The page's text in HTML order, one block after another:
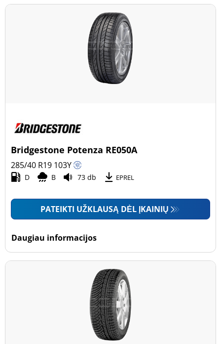
Bridgestone Potenza RE050A
285/40 R19 103Y
D B 73 db EPREL
PATEIKTI UŽKLAUSĄ DĖL ĮKAINIŲ
Daugiau informacijos